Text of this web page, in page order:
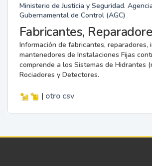
Ministerio de Justicia y Seguridad.
Gubernamental de Control (AGC)
Información de fabricantes, reparadores,
mantenedores de Instalaciones Fijas
comprende a los Sistemas de Hidrantes
Rociadores y Detectores.
| otro csv